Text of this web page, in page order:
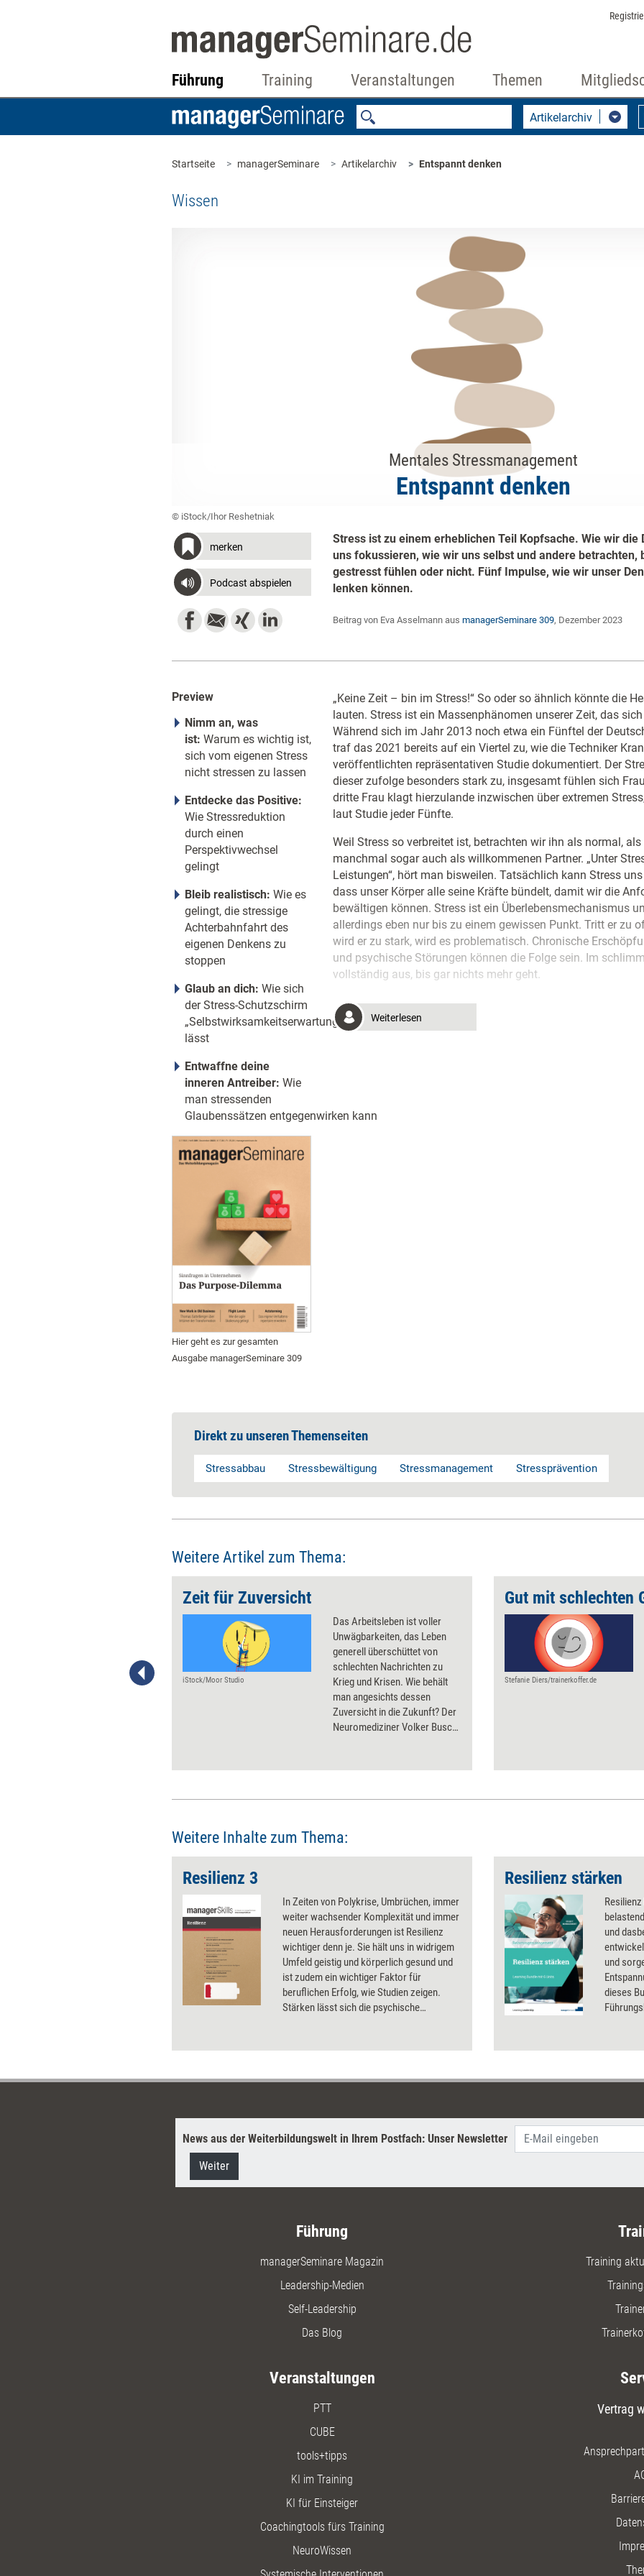
Führung Training Veranstaltungen Themen
Artikelarchiv
Startseite managerSeminare Artikelarchiv Entspannt denken
Wissen
Mentales Stressmanagement
Entspannt denken
© iStock/Ihor Reshetniak
merken
Podcast abspielen
Stress ist zu einem erheblichen Teil Kopfsache. Wie wir
uns fokussieren, wie wir uns selbst und andere betrachten,
gestresst fühlen oder nicht. Fünf Impulse, wie wir unser
lenken können.
Beitrag von Eva Asselmann aus managerSeminare 309, Dezember 2023
Preview
Nimm an, was
ist: Warum es wichtig ist,
sich vom eigenen Stress
nicht stressen zu lassen
Entdecke das Positive:
Wie Stressreduktion
durch einen
Perspektivwechsel
gelingt
Bleib realistisch: Wie es
gelingt, die stressige
Achterbahnfahrt des
eigenen Denkens zu
stoppen
Glaub an dich: Wie sich
der Stress-Schutzschirm
„Selbstwirksamkeitserwartung“ stärken
lässt
Entwaffne deine
inneren Antreiber: Wie
man stressenden
Glaubenssätzen entgegenwirken kann
Hier geht es zur gesamten
Ausgabe managerSeminare 309
„Keine Zeit – bin im Stress!“ So oder so ähnlich könnte die
lauten. Stress ist ein Massenphänomen unserer Zeit, das
Während sich im Jahr 2013 noch etwa ein Fünftel der
traf das 2021 bereits auf ein Viertel zu, wie die Techniker
veröffentlichten repräsentativen Studie dokumentiert. Der
dieser zufolge besonders stark zu, insgesamt fühlen sich
dritte Frau klagt hierzulande inzwischen über extremen
laut Studie jeder Fünfte.
Weil Stress so verbreitet ist, betrachten wir ihn als normal,
manchmal sogar auch als willkommenen Partner. „Unter
Leistungen“, hört man bisweilen. Tatsächlich kann Stress
dass unser Körper alle seine Kräfte bündelt, damit wir die
bewältigen können. Stress ist ein Überlebensmechanismus
allerdings eben nur bis zu einem gewissen Punkt. Tritt er zu
wird er zu stark, wird es problematisch. Chronische
und psychische Störungen können die Folge sein. Im
vollständig aus, bis gar nichts mehr geht.
Weiterlesen
Direkt zu unseren Themenseiten
Stressabbau Stressbewältigung Stressmanagement Stressprävention
Weitere Artikel zum Thema:
Zeit für Zuversicht
iStock/Moor Studio
Das Arbeitsleben ist voller
Unwägbarkeiten, das Leben
generell überschüttet von
schlechten Nachrichten zu
Krieg und Krisen. Wie behält
man angesichts dessen
Zuversicht in die Zukunft? Der
Neuromediziner Volker Busch
Gut mit schlechten
Stefanie Diers/trainerkoffer.de
Weitere Inhalte zum Thema:
Resilienz 3
In Zeiten von Polykrise, Umbrüchen, immer
weiter wachsender Komplexität und immer
neuen Herausforderungen ist Resilienz
wichtiger denn je. Sie hält uns in widrigem
Umfeld geistig und körperlich gesund und
ist zudem ein wichtiger Faktor für
beruflichen Erfolg, wie Studien zeigen.
Stärken lässt sich die psychische
Eigenregie oder gemeinsam im Team.
dafür nutzen lassen.
Resilienz stärken
und
und
dieses
News aus der Weiterbildungswelt in Ihrem Postfach: Unser Newsletter
Weiter
Führung
managerSeminare Magazin
Leadership-Medien
Self-Leadership
Das Blog
Training
Veranstaltungen
PTT
CUBE
tools+tipps
KI im Training
KI für Einsteiger
Coachingtools fürs Training
NeuroWissen
Vertrag